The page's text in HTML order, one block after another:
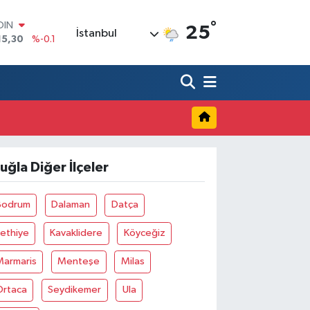
%0.18
İstanbul 25°
Diğer İlçeler
Dalaman Datça
Kavaklidere Köyceğiz
Menteşe Milas
Seydikemer Ula